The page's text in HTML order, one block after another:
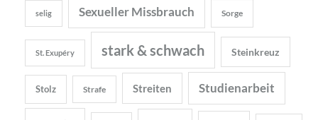
selig Sexueller Missbrauch Sorge
St. Exupéry stark & schwach Steinkreuz
Stolz Strafe Streiten Studienarbeit